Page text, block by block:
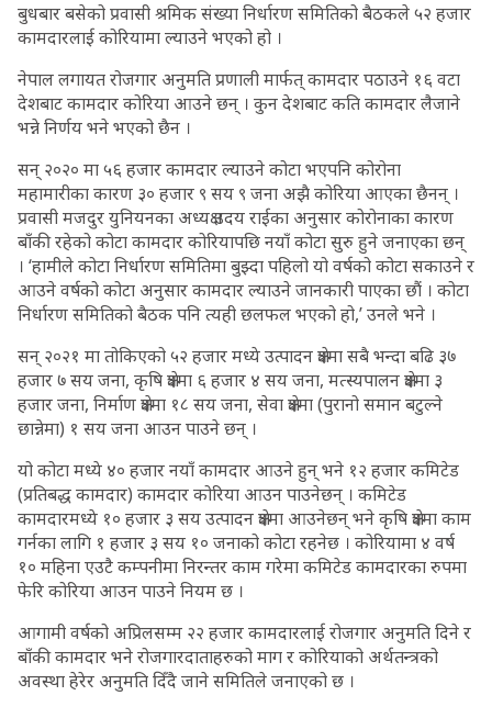
बुधबार बसेको प्रवासी श्रमिक संख्या निर्धारण समितिको बैठकले ५२ हजार
कामदारलाई कोरियामा ल्याउने भएको हो ।
नेपाल लगायत रोजगार अनुमति प्रणाली मार्फत् कामदार पठाउने १६ वटा
देशबाट कामदार कोरिया आउने छन् । कुन देशबाट कति कामदार लैजाने
भन्ने निर्णय भने भएको छैन ।
सन् २०२० मा ५६ हजार कामदार ल्याउने कोटा भएपनि कोरोना
महामारीका कारण ३० हजार ९ सय ९ जना अझै कोरिया आएका छैनन् ।
प्रवासी मजदुर युनियनका अध्यक्ष उदय राईका अनुसार कोरोनाका कारण
बाँकी रहेको कोटा कामदार कोरियापछि नयाँ कोटा सुरु हुने जनाएका छन्
। ‘हामीले कोटा निर्धारण समितिमा बुझ्दा पहिलो यो वर्षको कोटा सकाउने र
आउने वर्षको कोटा अनुसार कामदार ल्याउने जानकारी पाएका छौं । कोटा
निर्धारण समितिको बैठक पनि त्यही छलफल भएको हो,’ उनले भने ।
सन् २०२१ मा तोकिएको ५२ हजार मध्ये उत्पादन क्षेत्रमा सबै भन्दा बढि ३७
हजार ७ सय जना, कृषि क्षेत्रमा ६ हजार ४ सय जना, मत्स्यपालन क्षेत्रमा ३
हजार जना, निर्माण क्षेत्रमा १८ सय जना, सेवा क्षेत्रमा (पुरानो समान बटुल्ने
छान्नेमा) १ सय जना आउन पाउने छन् ।
यो कोटा मध्ये ४० हजार नयाँ कामदार आउने हुन् भने १२ हजार कमिटेड
(प्रतिबद्ध कामदार) कामदार कोरिया आउन पाउनेछन् । कमिटेड
कामदारमध्ये १० हजार ३ सय उत्पादन क्षेत्रमा आउनेछन् भने कृषि क्षेत्रमा काम
गर्नका लागि १ हजार ३ सय १० जनाको कोटा रहनेछ । कोरियामा ४ वर्ष
१० महिना एउटै कम्पनीमा निरन्तर काम गरेमा कमिटेड कामदारका रुपमा
फेरि कोरिया आउन पाउने नियम छ ।
आगामी वर्षको अप्रिलसम्म २२ हजार कामदारलाई रोजगार अनुमति दिने र
बाँकी कामदार भने रोजगारदाताहरुको माग र कोरियाको अर्थतन्त्रको
अवस्था हेरेर अनुमति दिँदै जाने समितिले जनाएको छ ।